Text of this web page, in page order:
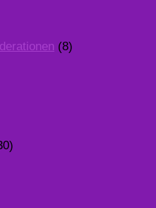
(8)